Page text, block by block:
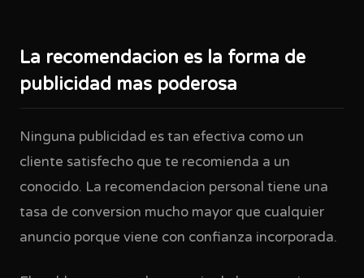
La recomendacion es la forma de
publicidad mas poderosa
Ninguna publicidad es tan efectiva como un
cliente satisfecho que te recomienda a un
conocido. La recomendacion personal tiene una
tasa de conversion mucho mayor que cualquier
anuncio porque viene con confianza incorporada.